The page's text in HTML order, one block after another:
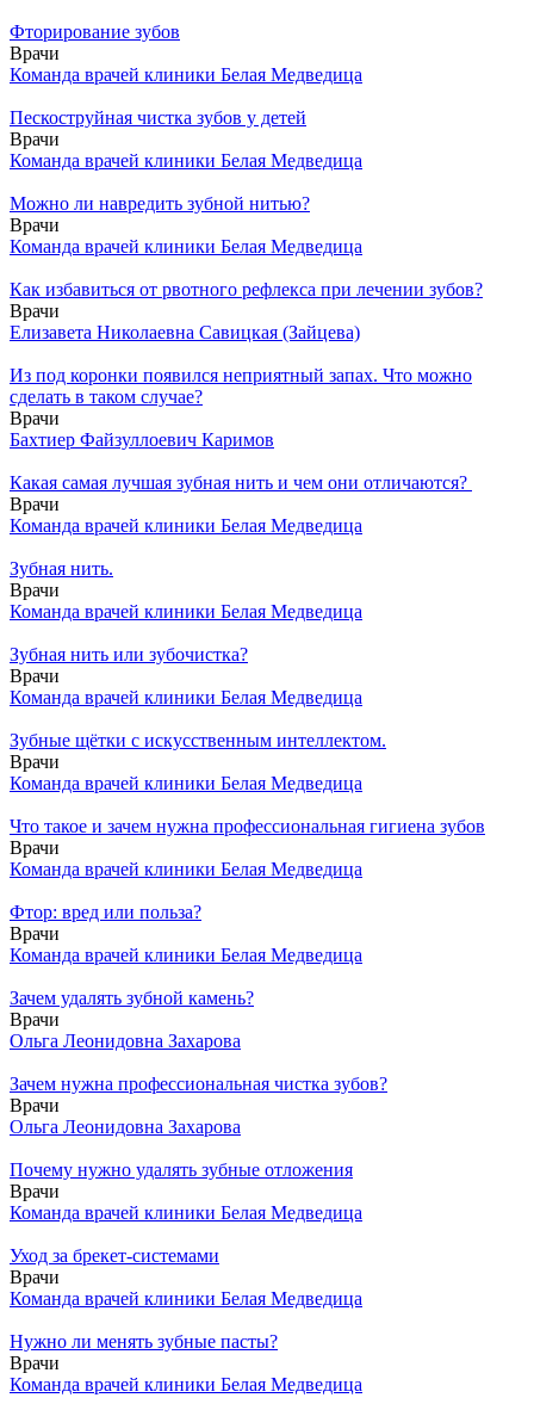
Фторирование зубов
Врачи
Команда врачей клиники Белая Медведица
Пескоструйная чистка зубов у детей
Врачи
Команда врачей клиники Белая Медведица
Можно ли навредить зубной нитью?
Врачи
Команда врачей клиники Белая Медведица
Как избавиться от рвотного рефлекса при лечении зубов?
Врачи
Елизавета Николаевна Савицкая (Зайцева)
Из под коронки появился неприятный запах. Что можно
сделать в таком случае?
Врачи
Бахтиер Файзуллоевич Каримов
Какая самая лучшая зубная нить и чем они отличаются?
Врачи
Команда врачей клиники Белая Медведица
Зубная нить.
Врачи
Команда врачей клиники Белая Медведица
Зубная нить или зубочистка?
Врачи
Команда врачей клиники Белая Медведица
Зубные щётки с искусственным интеллектом.
Врачи
Команда врачей клиники Белая Медведица
Что такое и зачем нужна профессиональная гигиена зубов
Врачи
Команда врачей клиники Белая Медведица
Фтор: вред или польза?
Врачи
Команда врачей клиники Белая Медведица
Зачем удалять зубной камень?
Врачи
Ольга Леонидовна Захарова
Зачем нужна профессиональная чистка зубов?
Врачи
Ольга Леонидовна Захарова
Почему нужно удалять зубные отложения
Врачи
Команда врачей клиники Белая Медведица
Уход за брекет-системами
Врачи
Команда врачей клиники Белая Медведица
Нужно ли менять зубные пасты?
Врачи
Команда врачей клиники Белая Медведица